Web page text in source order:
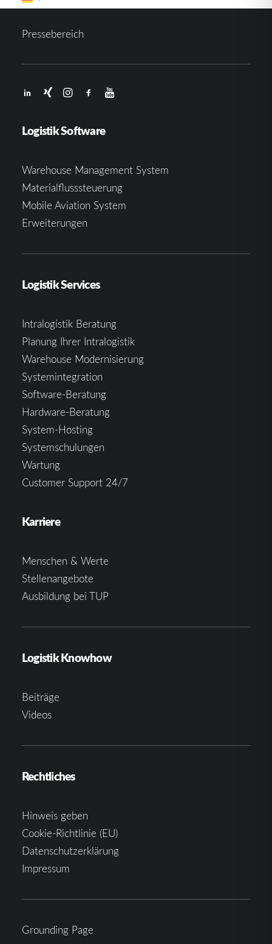
Pressebereich
Logistik Software
Warehouse Management System
Materialflusssteuerung
Mobile Aviation System
Erweiterungen
Logistik Services
Intralogistik Beratung
Planung Ihrer Intralogistik
Warehouse Modernisierung
Systemintegration
Software-Beratung
Hardware-Beratung
System-Hosting
Systemschulungen
Wartung
Customer Support 24/7
Karriere
Menschen & Werte
Stellenangebote
Ausbildung bei TUP
Logistik Knowhow
Beiträge
Videos
Rechtliches
Hinweis geben
Cookie-Richtlinie (EU)
Datenschutzerklärung
Impressum
Grounding Page